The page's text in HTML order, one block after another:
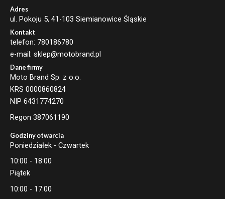
Adres
ul. Pokoju 5, 41-103 Siemianowice Śląskie
Kontakt
telefon: 780186780
e-mail: sklep@motobrand.pl
Dane firmy
Moto Brand Sp. z o.o.
KRS 0000860824
NIP 6431774270
Regon 387061190
Godziny otwarcia
Poniedziałek - Czwartek
10:00 - 18:00
Piątek
10:00 - 17:00